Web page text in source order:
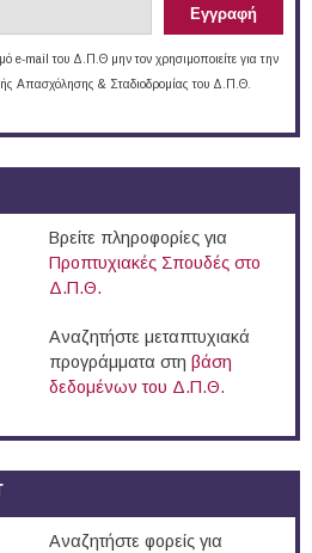
e-mail του Δ.Π.Θ μην τον χρησιμοποιείτε για την
Απασχόλησης & Σταδιοδρομίας του Δ.Π.Θ.
Βρείτε πληροφορίες για
Προπτυχιακές Σπουδές στο
Δ.Π.Θ.
Αναζητήστε μεταπτυχιακά
προγράμματα στη βάση
δεδομένων του Δ.Π.Θ.
Αναζητήστε φορείς για